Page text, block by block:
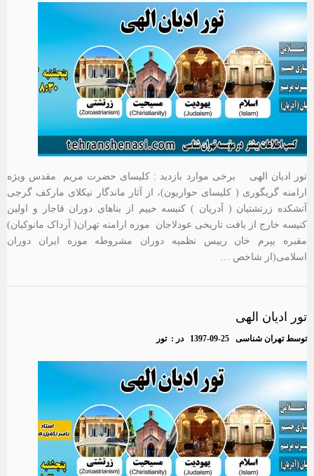
تور ادیان الهی برخی موارد بازدید : کلیسای حضرت مریم مقدس ویژه
ارامنه گریگوری ( کلیسای حواریون)، از آثار ماندگار نیکلای مارکف گرجی
آتشکده زرتشتیان ( آدریان ) کنیسه حییم از بناهای دوران قاجار و اولین
کنیسه خارج از بافت تاریخی عودلاجان موزه ارامنه تهران( آرداک مانوکیان)
مقبره یپرم خان رییس نظمیه دوران مشروطه موزه ایران دوران
اسلامی(از شاخص …
تور ادیان الهی
توسطتهران شناسی 1397-09-25 در :تور